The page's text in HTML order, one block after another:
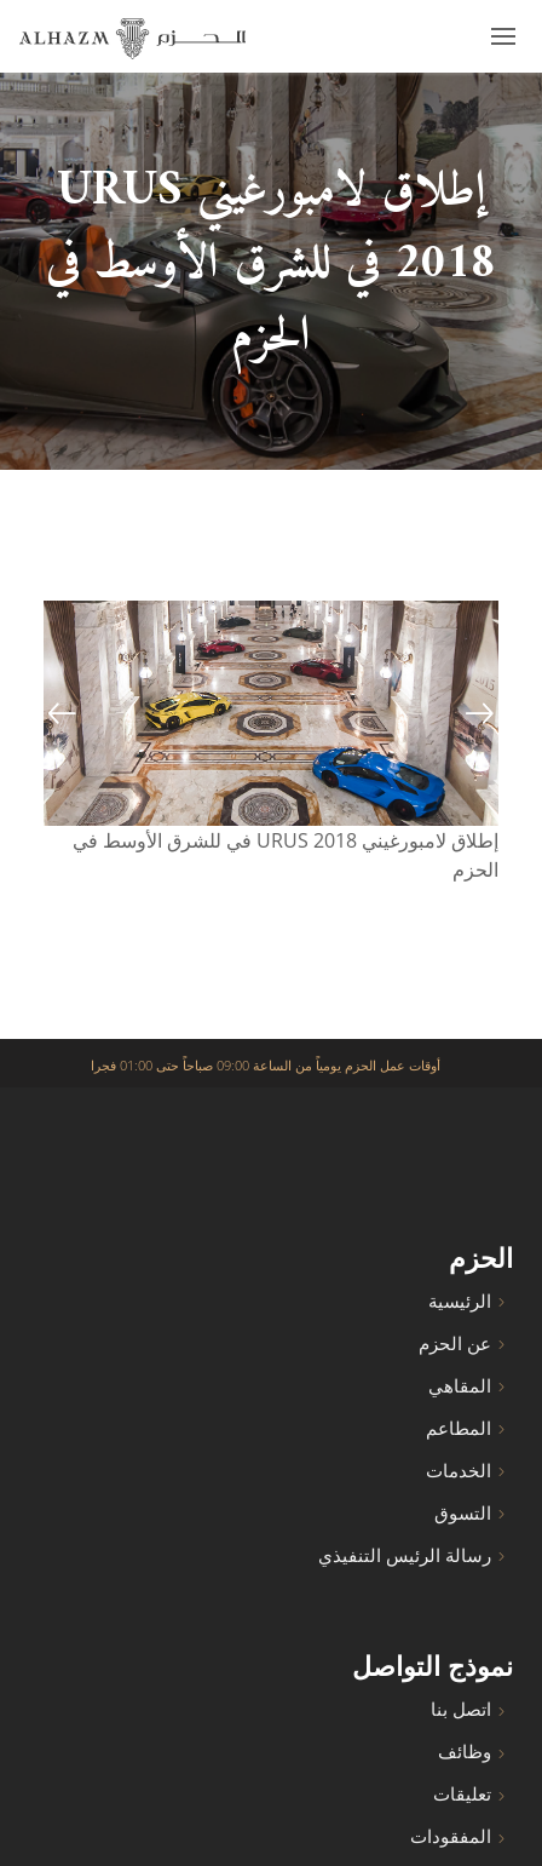
إطلاق لامبورغيني URUS
2018 في للشرق الأوسط في
الحزم
إطلاق لامبورغيني URUS 2018 في للشرق الأوسط في
الحزم
أوقات عمل الحزم يومياً من الساعة 09:00 صباحاً حتى 01:00 فجرا
الحزم
الرئيسية
عن الحزم
المقاهي
المطاعم
الخدمات
التسوق
رسالة الرئيس التنفيذي
نموذج التواصل
اتصل بنا
وظائف
تعليقات
المفقودات